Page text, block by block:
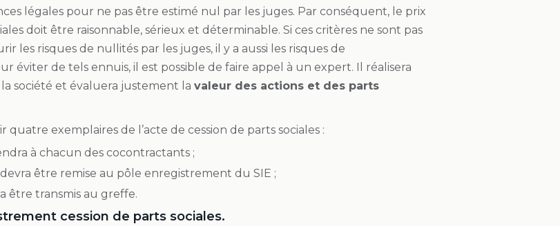
légales pour ne pas être estimé nul par les juges. Par conséquent, le prix
doit être raisonnable, sérieux et déterminable. Si ces critères ne sont pas
les risques de nullités par les juges, il y a aussi les risques de
éviter de tels ennuis, il est possible de faire appel à un expert. Il réalisera
société et évaluera justement la valeur des actions et des parts
quatre exemplaires de l’acte de cession de parts sociales :
à chacun des cocontractants ;
être remise au pôle enregistrement du SIE ;
être transmis au greffe.
cession de parts sociales.